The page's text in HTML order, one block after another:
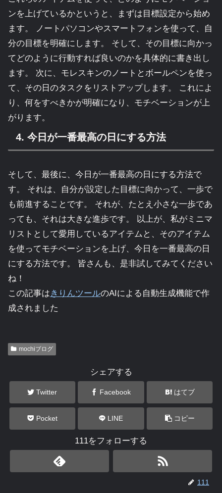
ンを上げているかというと、まずは目標設定から始め
ます。 ノートパソコンやスマートフォンを使って、自
分の目標を明確にします。 そして、その目標に向かっ
てどのように行動すれば良いのかを具体的に書き出し
ます。 次に、モレスキンのノートとボールペンを使っ
て、その日のタスクをリストアップします。 これによ
り、何をすべきかが明確になり、モチベーションが上
がります。
4. 今日が一番最高の日にする方法
そして、最後に、今日が一番最高の日にする方法で
す。 それは、自分が設定した目標に向かって、一歩で
も前進することです。 それが、たとえ小さな一歩であ
っても、それは大きな進歩です。 以上が、私がミニマ
リストとして愛用しているアイテムと、そのアイテム
を使ってモチベーションを上げ、今日を一番最高の日
にする方法です。 皆さんも、是非試してみてください
ね！
この記事はきりんツールのAIによる自動生成機能で作
成されました
mochiブログ
シェアする
Twitter Facebook はてブ
Pocket LINE コピー
111をフォローする
111